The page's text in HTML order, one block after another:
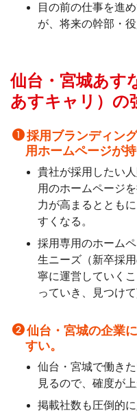
目の前の仕事を進
が、将来の幹部・
仙台・宮城あす
あすキャリ）の
採用ブランディン
用ホームページが持
貴社が採用したい
用のホームページ
力が高まるととも
すくなる。
採用専用のホーム
生ニーズ（新卒採
寧に運営していく
っていき、見つけ
仙台・宮城の企業
すい。
仙台・宮城で働き
見るので、確度が上
掲載社数も圧倒的